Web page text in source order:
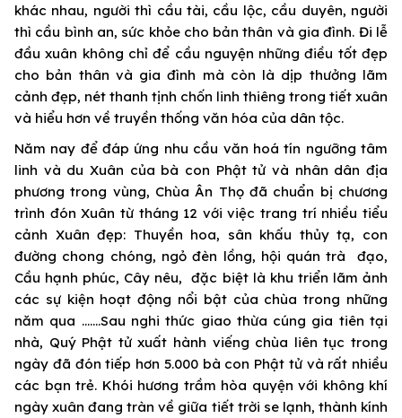
khác nhau, người thì cầu tài, cầu lộc, cầu duyên, người
thì cầu bình an, sức khỏe cho bản thân và gia đình. Đi lễ
đầu xuân không chỉ để cầu nguyện những điều tốt đẹp
cho bản thân và gia đình mà còn là dịp thưởng lãm
cảnh đẹp, nét thanh tịnh chốn linh thiêng trong tiết xuân
và hiểu hơn về truyền thống văn hóa của dân tộc.
Năm nay để đáp ứng nhu cầu văn hoá tín ngưỡng tâm
linh và du Xuân của bà con Phật tử và nhân dân địa
phương trong vùng, Chùa Ân Thọ đã chuẩn bị chương
trình đón Xuân từ tháng 12 với việc trang trí nhiều tiểu
cảnh Xuân đẹp: Thuyền hoa, sân khấu thủy tạ, con
đường chong chóng, ngỏ đèn lồng, hội quán trà đạo,
Cầu hạnh phúc, Cây nêu, đặc biệt là khu triển lãm ảnh
các sự kiện hoạt động nổi bật của chùa trong những
năm qua …….Sau nghi thức giao thừa cúng gia tiên tại
nhà, Quý Phật tử xuất hành viếng chùa liên tục trong
ngày đã đón tiếp hơn 5.000 bà con Phật tử và rất nhiều
các bạn trẻ. Khói hương trầm hòa quyện với không khí
ngày xuân đang tràn về giữa tiết trời se lạnh, thành kính